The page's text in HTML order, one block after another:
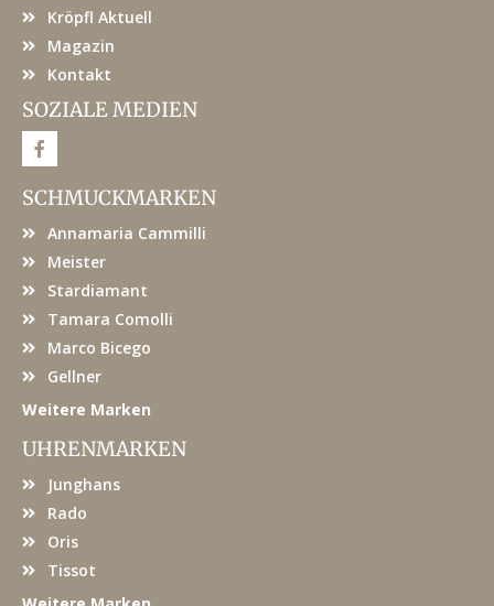
Kröpfl Aktuell
Magazin
Kontakt
SOZIALE MEDIEN
F
a
e
b
o
SCHMUCKMARKEN
Annamaria Cammilli
Meister
Stardiamant
Tamara Comolli
Marco Bicego
Gellner
Weitere Marken
UHRENMARKEN
Junghans
Rado
Oris
Tissot